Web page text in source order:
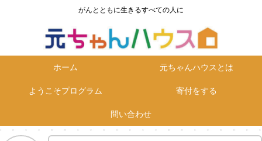
がんとともに生きるすべての人に
ホーム 元ちゃんハウスとは
ようこそプログラム 寄付をする
問い合わせ